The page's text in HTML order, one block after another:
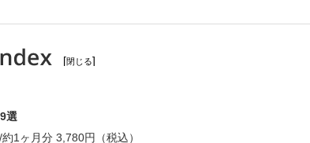
[
]
選
1ヶ月分 3,780円（税込）